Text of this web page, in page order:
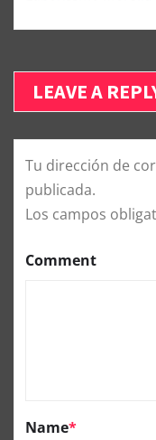
LEAVE A
Tu dirección de
publicada.
Los campos
Comment
Name*